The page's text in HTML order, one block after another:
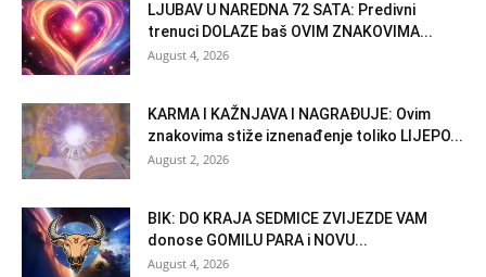
LJUBAV U NAREDNA 72 SATA: Predivni
trenuci DOLAZE baš OVIM ZNAKOVIMA...
August 4, 2026
KARMA I KAŽNJAVA I NAGRAĐUJE: Ovim
znakovima stiže iznenađenje toliko LIJEPO...
August 2, 2026
BIK: DO KRAJA SEDMICE ZVIJEZDE VAM
donose GOMILU PARA i NOVU...
August 4, 2026